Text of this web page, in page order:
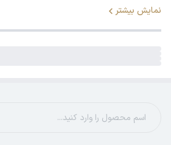
ویژگی‌های منحصربه‌فرد این پیراهن
می‌دهد.
نمایش بیشتر